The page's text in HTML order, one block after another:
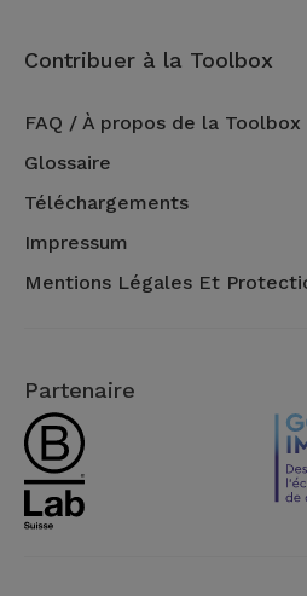
Contribuer à la Toolbox
FAQ / À propos de la Toolbox
Glossaire
Téléchargements
Impressum
Mentions Légales Et
Partenaire